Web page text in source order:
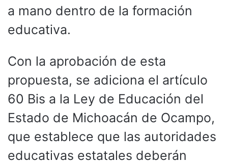
a mano dentro de la formación
educativa.
Con la aprobación de esta
propuesta, se adiciona el artículo
60 Bis a la Ley de Educación del
Estado de Michoacán de Ocampo,
que establece que las autoridades
educativas estatales deberán